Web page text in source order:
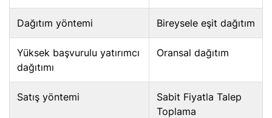
Dağıtım yöntemi Bireysele eşit dağıtım
Yüksek başvurulu yatırımcı
dağıtımı
Oransal dağıtım
Satış yöntemi
Sabit Fiyatla Talep
Toplama